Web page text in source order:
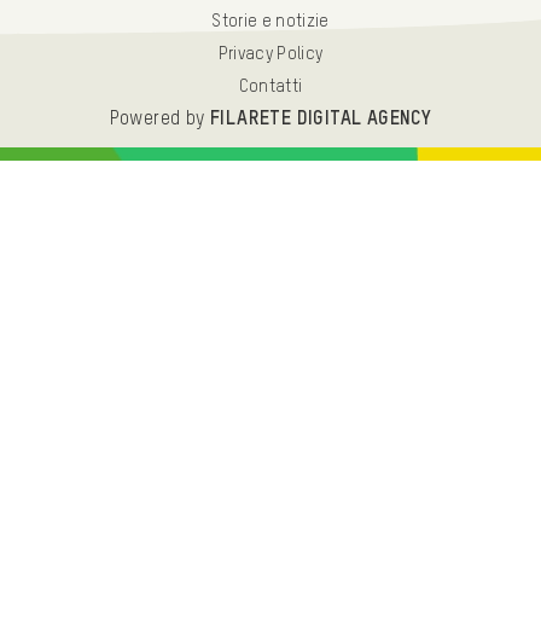
Storie e notizie
Privacy Policy
Contatti
Powered by FILARETE DIGITAL AGENCY